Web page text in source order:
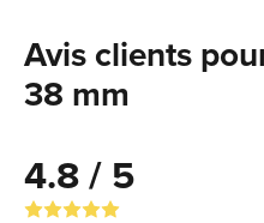
Avis clients
38 mm
4.8 / 5